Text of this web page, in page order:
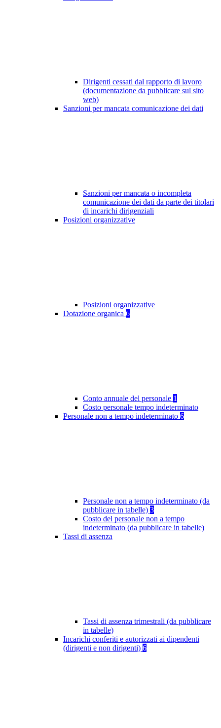
Dirigenti cessati dal rapporto di lavoro
(documentazione da pubblicare sul sito
web)
Sanzioni per mancata comunicazione dei dati
Sanzioni per mancata o incompleta
comunicazione dei dati da parte dei titolari
di incarichi dirigenziali
Posizioni organizzative
Posizioni organizzative
Dotazione organica 6
Conto annuale del personale 1
Costo personale tempo indeterminato
Personale non a tempo indeterminato 6
Personale non a tempo indeterminato (da
pubblicare in tabelle) 3
Costo del personale non a tempo
indeterminato (da pubblicare in tabelle)
Tassi di assenza
Tassi di assenza trimestrali (da pubblicare
in tabelle)
Incarichi conferiti e autorizzati ai dipendenti
(dirigenti e non dirigenti) 6